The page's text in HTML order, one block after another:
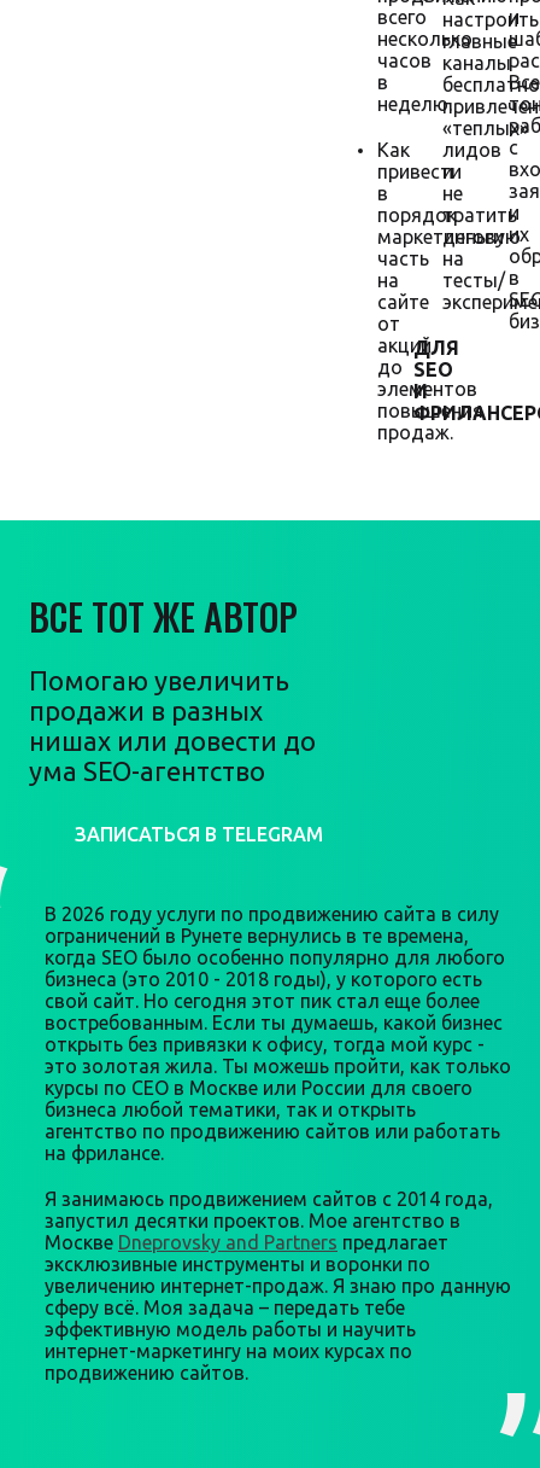
всего
несколько
часов
в
неделю.
Как
привести
в
порядок
маркетинговую
часть
на
сайте
от
акций
до
элементов
повышения
продаж.
настроить
главные
каналы
«теплых»
лидов
и
не
тратить
деньги
на
тесты/
ДЛЯ
SEO
И
и
Все
с
и
их
в
ВСЕ ТОТ ЖЕ АВТОР
Помогаю увеличить
продажи в разных
нишах или довести до
ума SEO-агентство
ЗАПИСАТЬСЯ В TELEGRAM
В 2026 году услуги по продвижению сайта в силу
ограничений в Рунете вернулись в те времена,
когда SEO было особенно популярно для любого
бизнеса (это 2010 - 2018 годы), у которого есть
свой сайт. Но сегодня этот пик стал еще более
востребованным. Если ты думаешь, какой бизнес
открыть без привязки к офису, тогда мой курс -
это золотая жила. Ты можешь пройти, как только
курсы по СЕО в Москве или России для своего
бизнеса любой тематики, так и открыть
агентство по продвижению сайтов или работать
на фрилансе.
Я занимаюсь продвижением сайтов с 2014 года,
запустил десятки проектов. Мое агентство в
Москве Dneprovsky and Partners предлагает
эксклюзивные инструменты и воронки по
увеличению интернет-продаж. Я знаю про данную
сферу всё. Моя задача – передать тебе
эффективную модель работы и научить
интернет-маркетингу на моих курсах по
продвижению сайтов.